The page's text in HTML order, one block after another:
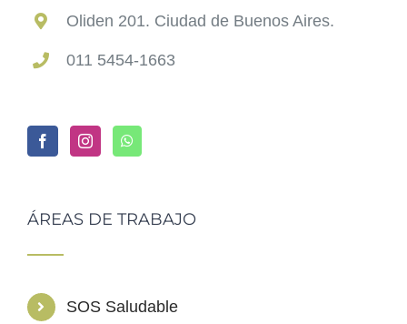
Oliden 201. Ciudad de Buenos Aires.
011 5454-1663
ÁREAS DE TRABAJO
SOS Saludable